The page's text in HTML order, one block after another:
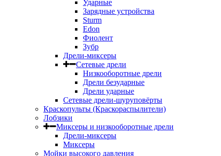
Ударные
Зарядные устройства
Sturm
Edon
Фиолент
Зубр
Дрели-миксеры
Сетевые дрели
Низкооборотные дрели
Дрели безударные
Дрели ударные
Сетевые дрели-шуруповёрты
Краскопульты (Краскораспылители)
Лобзики
Миксеры и низкооборотные дрели
Дрели-миксеры
Миксеры
Мойки высокого давления